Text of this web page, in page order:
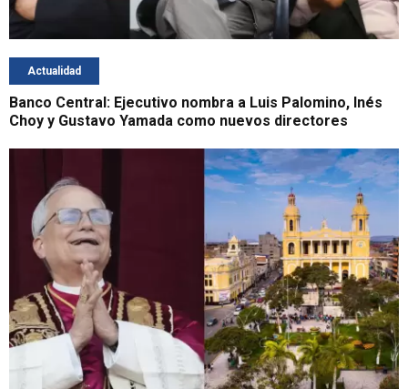
Actualidad
Banco Central: Ejecutivo nombra a Luis Palomino, Inés
Choy y Gustavo Yamada como nuevos directores